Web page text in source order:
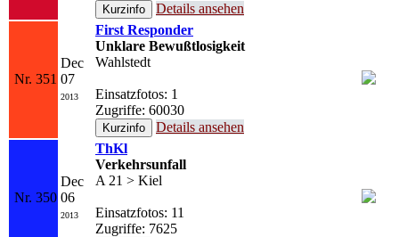
Details ansehen
Nr. 351
Dec
07
2013
First Responder
Unklare Bewußtlosigkeit
Wahlstedt
Einsatzfotos: 1
Zugriffe: 60030
Details ansehen
Nr. 350
Dec
06
2013
ThKl
Verkehrsunfall
A 21 > Kiel
Einsatzfotos: 11
Zugriffe: 7625